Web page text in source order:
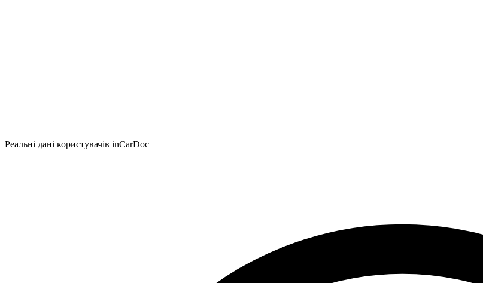
Реальні дані користувачів inCarDoc